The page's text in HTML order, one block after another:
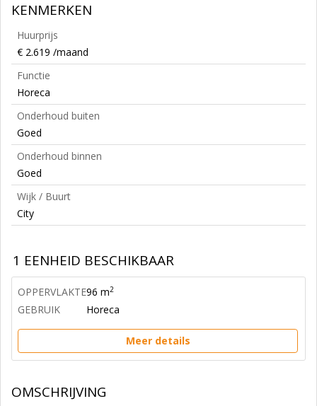
KENMERKEN
Huurprijs
€ 2.619 /maand
Functie
Horeca
Onderhoud buiten
Goed
Onderhoud binnen
Goed
Wijk / Buurt
City
1 EENHEID BESCHIKBAAR
OPPERVLAKTE96 m2
GEBRUIK Horeca
Meer details
OMSCHRIJVING